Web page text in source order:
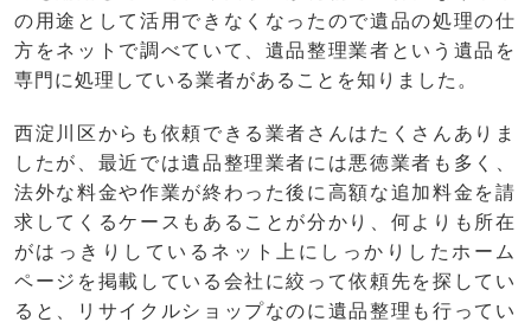
の用途として活用できなくなったので遺品の処理の仕
方をネットで調べていて、遺品整理業者という遺品を
専門に処理している業者があることを知りました。
西淀川区からも依頼できる業者さんはたくさんありま
したが、最近では遺品整理業者には悪徳業者も多く、
法外な料金や作業が終わった後に高額な追加料金を請
求してくるケースもあることが分かり、何よりも所在
がはっきりしているネット上にしっかりしたホーム
ページを掲載している会社に絞って依頼先を探してい
ると、リサイクルショップなのに遺品整理も行ってい